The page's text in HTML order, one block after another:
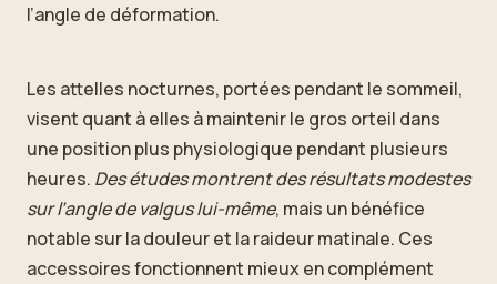
l’angle de déformation.
Les attelles nocturnes, portées pendant le sommeil,
visent quant à elles à maintenir le gros orteil dans
une position plus physiologique pendant plusieurs
heures. Des études montrent des résultats modestes
sur l’angle de valgus lui-même, mais un bénéfice
notable sur la douleur et la raideur matinale. Ces
accessoires fonctionnent mieux en complément